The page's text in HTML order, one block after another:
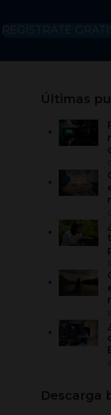
REGÍSTRATE
Últimas
Descarga